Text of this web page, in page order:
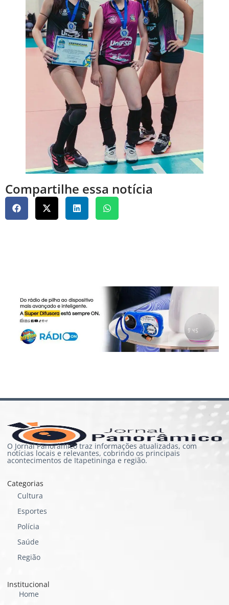
Compartilhe essa notícia
O Jornal Panorâmico traz informações atualizadas, com
notícias locais e relevantes, cobrindo os principais
acontecimentos de Itapetininga e região.
Categorias
Cultura
Esportes
Polícia
Saúde
Região
Institucional
Home